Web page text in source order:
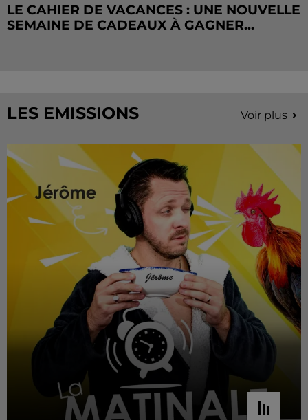
LE CAHIER DE VACANCES : UNE NOUVELLE
SEMAINE DE CADEAUX À GAGNER...
LES EMISSIONS Voir plus